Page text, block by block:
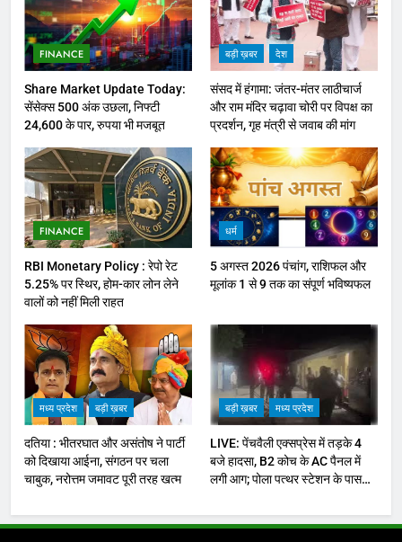
FINANCE
Share Market Update Today:
सेंसेक्स 500 अंक उछला, निफ्टी
24,600 के पार, रुपया भी मजबूत
बड़ी ख़बर देश
संसद में हंगामा: जंतर-मंतर लाठीचार्ज
और राम मंदिर चढ़ावा चोरी पर विपक्ष का
प्रदर्शन, गृह मंत्री से जवाब की मांग
FINANCE
RBI Monetary Policy : रेपो रेट
5.25% पर स्थिर, होम-कार लोन लेने
वालों को नहीं मिली राहत
धर्म
5 अगस्त 2026 पंचांग, राशिफल और
मूलांक 1 से 9 तक का संपूर्ण भविष्यफल
मध्य प्रदेश बड़ी ख़बर
दतिया : भीतरघात और असंतोष ने पार्टी
को दिखाया आईना, संगठन पर चला
चाबुक, नरोत्तम जमावट पूरी तरह खत्म
बड़ी ख़बर मध्य प्रदेश
LIVE: पेंचवैली एक्सप्रेस में तड़के 4
बजे हादसा, B2 कोच के AC पैनल में
लगी आग; पोला पत्थर स्टेशन के पास